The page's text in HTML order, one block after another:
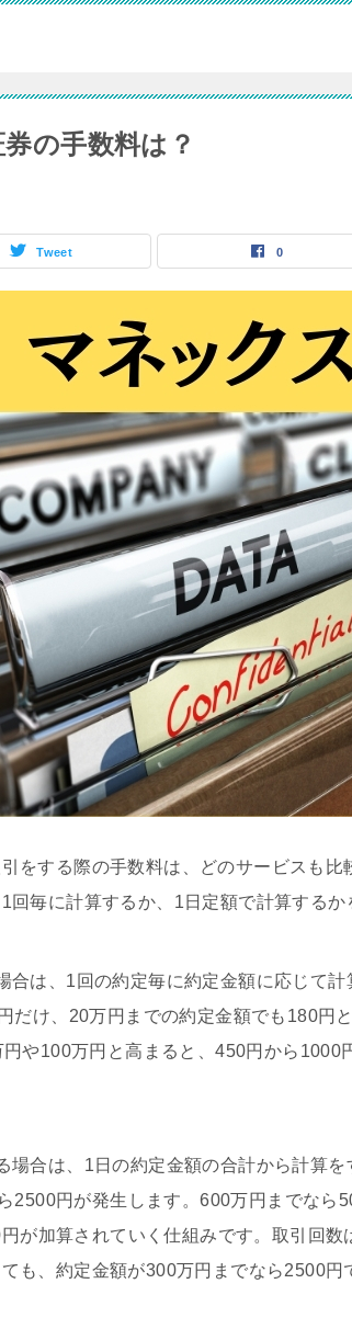
の手数料は？
Tweet 0
をする際の手数料は、どのサービスも
回毎に計算するか、1日定額で計算するか
合は、1回の約定毎に約定金額に応じて
だけ、20万円までの約定金額でも180円
や100万円と高まると、450円から1000
場合は、1日の約定金額の合計から計算
2500円が発生します。600万円までなら
が加算されていく仕組みです。取引回
も、約定金額が300万円までなら2500円